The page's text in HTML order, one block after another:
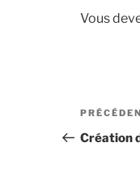
Vous
de
Article
Création